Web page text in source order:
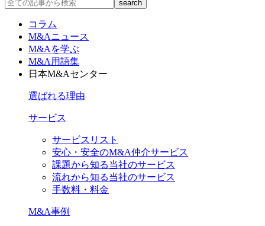
コラム
M&Aニュース
M&Aを学ぶ
M&A用語集
日本M&Aセンター
選ばれる理由
サービス
サービスリスト
安心・安全のM&A仲介サービス
課題から知る当社のサービス
流れから知る当社のサービス
手数料・料金
M&A事例